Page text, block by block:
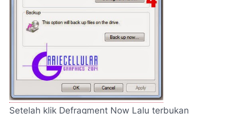
Setelah klik Defragment Now Lalu terbukan